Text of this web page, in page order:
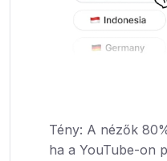
Tény: A nézők
ha a YouTube-on